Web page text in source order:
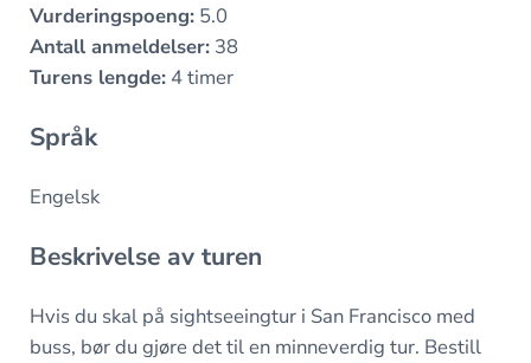
Vurderingspoeng:5.0
Antall anmeldelser:38
Turens lengde:4 timer
Språk
Engelsk
Beskrivelse av turen
Hvis du skal på sightseeingtur i San Francisco med
buss, bør du gjøre det til en minneverdig tur. Bestill